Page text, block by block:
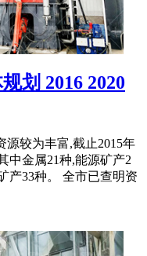
划 2016 2020
源较为丰富,截止2015年
中金属21种,能源矿产2
产33种。 全市已查明资